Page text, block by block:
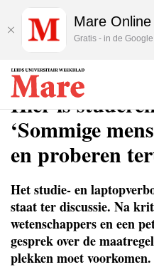
NIEUWS
Hier is
‘Sommige
en proberen
Het studie- en
staat ter discussie. Na
wetenschappers en een
gesprek over de
plekken moet
Mare Online
Gratis - in de